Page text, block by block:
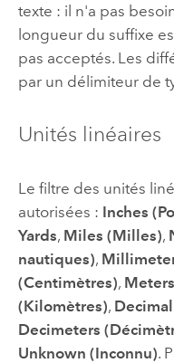
texte : il n'a pas
longueur du suffixe
pas acceptés. Les
par un délimiteur de
Unités linéaires
Le filtre des unités
autorisées : Inches
Yards, Miles (Milles),
nautiques),
(Centimètres),
(Kilomètres),
Decimeters
Unknown (Inconnu).